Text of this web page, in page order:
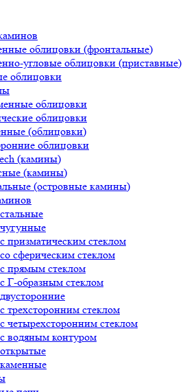
облицовки (фронтальные)
угловые облицовки (приставные)
облицовки
облицовки
облицовки
(облицовки)
облицовки
(камины)
(камины)
(островные камины)
призматическим стеклом
сферическим стеклом
прямым стеклом
Г-образным стеклом
трехсторонним стеклом
четырехсторонним стеклом
водяным контуром